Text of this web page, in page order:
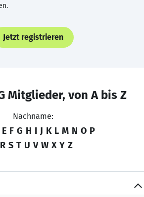
Jetzt registrieren
Mitglieder, von A bis Z
Nachname:
E F G H I J K L M N O P
R S T U V W X Y Z